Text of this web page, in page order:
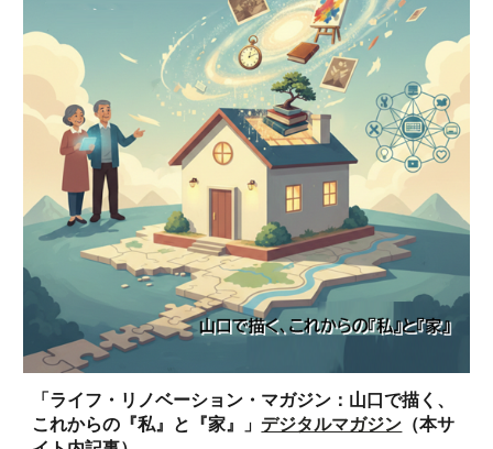
「ライフ・リノベーション・マガジン：山口で描く、
これからの『私』と『家』」 デジタルマガジン （本サ